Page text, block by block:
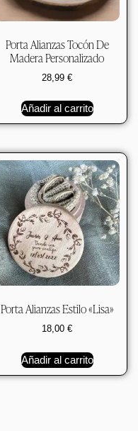
Porta Alianzas Tocón De
Madera Personalizado
28,99 €
Añadir al carrito
Porta Alianzas Estilo «Lisa»
18,00 €
Añadir al carrito